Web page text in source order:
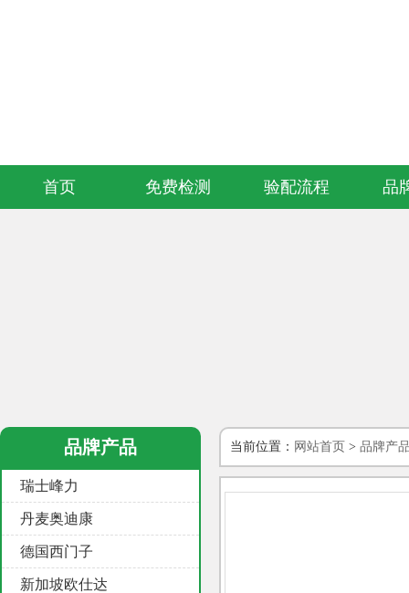
首页 免费检测 验配流程 品
品牌产品
瑞士峰力
丹麦奥迪康
德国西门子
新加坡欧仕达
当前位置： 网站首页 > 品牌产